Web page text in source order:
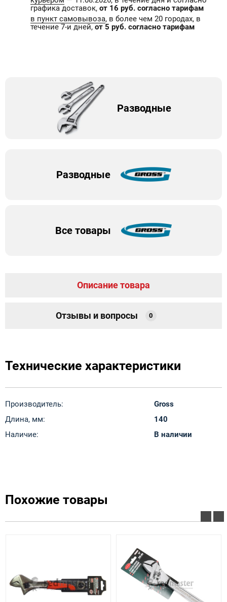
графика доставок, от 16 руб. согласно тарифам
в пункт самовывоза, в более чем 20 городах, в
течение 7-и дней, от 5 руб. согласно тарифам
Разводные
Разводные
Все товары
Описание товара
Отзывы и вопросы 0
Технические характеристики
Производитель:
Gross
Длина, мм:
140
Наличие:
В наличии
Похожие товары